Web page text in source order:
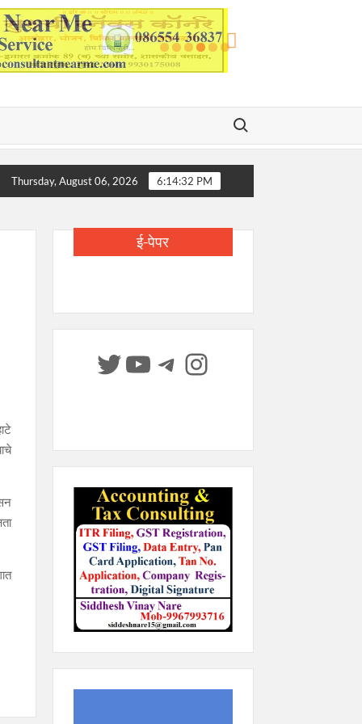
Search for:
पाटील यांचे निधन; शिक्षण, आरोग्य आणि समाजकारणातील युगपुरुष हरपला!
Thursday, August 06, 2026 6:14:32 PM
ई-पेपर
Twitter
YouTube
Telegram
Instagram